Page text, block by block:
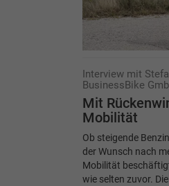
Interview mit
BusinessBike
Mit
Mobilität
Ob steigende
der Wunsch nach
Mobilität
wie selten zuvor.